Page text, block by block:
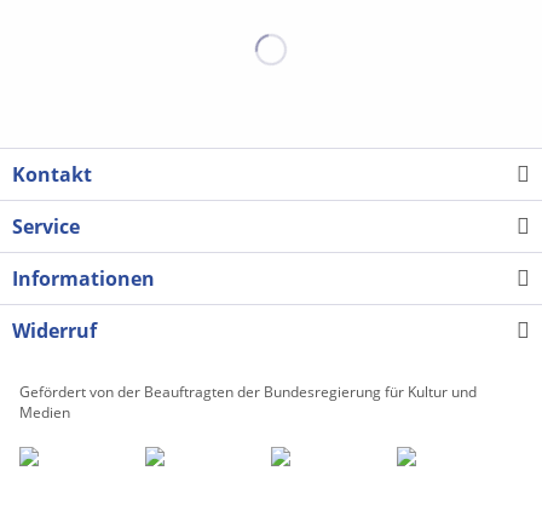
Kontakt
Service
Informationen
Widerruf
Gefördert von der Beauftragten der Bundesregierung für Kultur und
Medien